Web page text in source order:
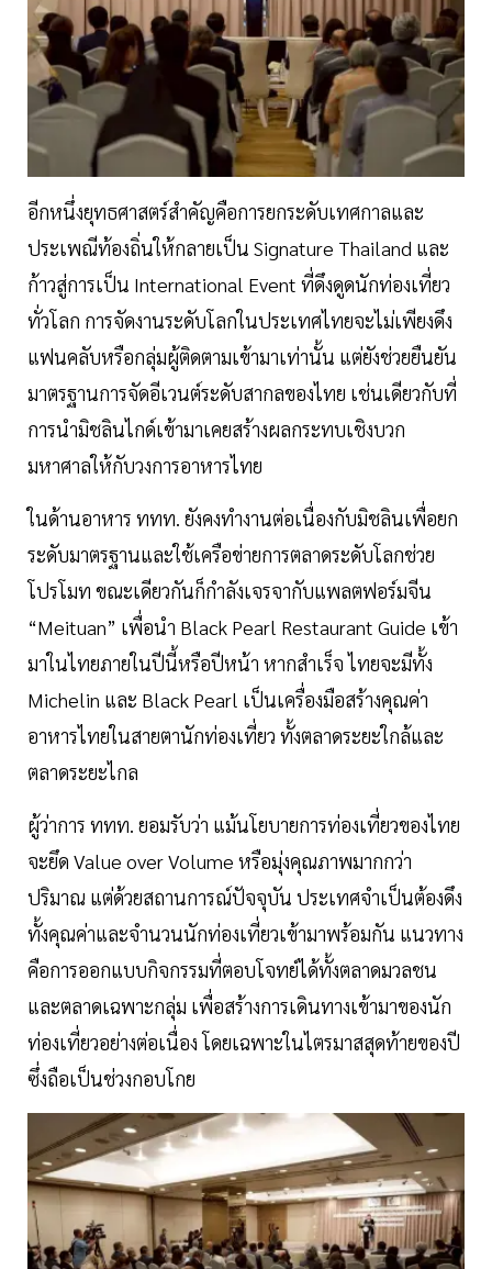
อีกหนึ่งยุทธศาสตร์สำคัญคือการยกระดับเทศกาลและ
ประเพณีท้องถิ่นให้กลายเป็น Signature Thailand และ
ก้าวสู่การเป็น International Event ที่ดึงดูดนักท่องเที่ยว
ทั่วโลก การจัดงานระดับโลกในประเทศไทยจะไม่เพียงดึง
แฟนคลับหรือกลุ่มผู้ติดตามเข้ามาเท่านั้น แต่ยังช่วยยืนยัน
มาตรฐานการจัดอีเวนต์ระดับสากลของไทย เช่นเดียวกับที่
การนำมิชลินไกด์เข้ามาเคยสร้างผลกระทบเชิงบวก
มหาศาลให้กับวงการอาหารไทย
ในด้านอาหาร ททท. ยังคงทำงานต่อเนื่องกับมิชลินเพื่อยก
ระดับมาตรฐานและใช้เครือข่ายการตลาดระดับโลกช่วย
โปรโมท ขณะเดียวกันก็กำลังเจรจากับแพลตฟอร์มจีน
“Meituan” เพื่อนำ Black Pearl Restaurant Guide เข้า
มาในไทยภายในปีนี้หรือปีหน้า หากสำเร็จ ไทยจะมีทั้ง
Michelin และ Black Pearl เป็นเครื่องมือสร้างคุณค่า
อาหารไทยในสายตานักท่องเที่ยว ทั้งตลาดระยะใกล้และ
ตลาดระยะไกล
ผู้ว่าการ ททท. ยอมรับว่า แม้นโยบายการท่องเที่ยวของไทย
จะยึด Value over Volume หรือมุ่งคุณภาพมากกว่า
ปริมาณ แต่ด้วยสถานการณ์ปัจจุบัน ประเทศจำเป็นต้องดึง
ทั้งคุณค่าและจำนวนนักท่องเที่ยวเข้ามาพร้อมกัน แนวทาง
คือการออกแบบกิจกรรมที่ตอบโจทย์ได้ทั้งตลาดมวลชน
และตลาดเฉพาะกลุ่ม เพื่อสร้างการเดินทางเข้ามาของนัก
ท่องเที่ยวอย่างต่อเนื่อง โดยเฉพาะในไตรมาสสุดท้ายของปี
ซึ่งถือเป็นช่วงกอบโกย